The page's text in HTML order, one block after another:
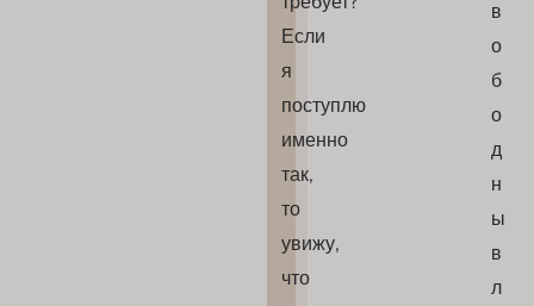
Если
я
поступлю
именно
так,
то
увижу,
что
в
о
б
о
д
н
ы
в
л